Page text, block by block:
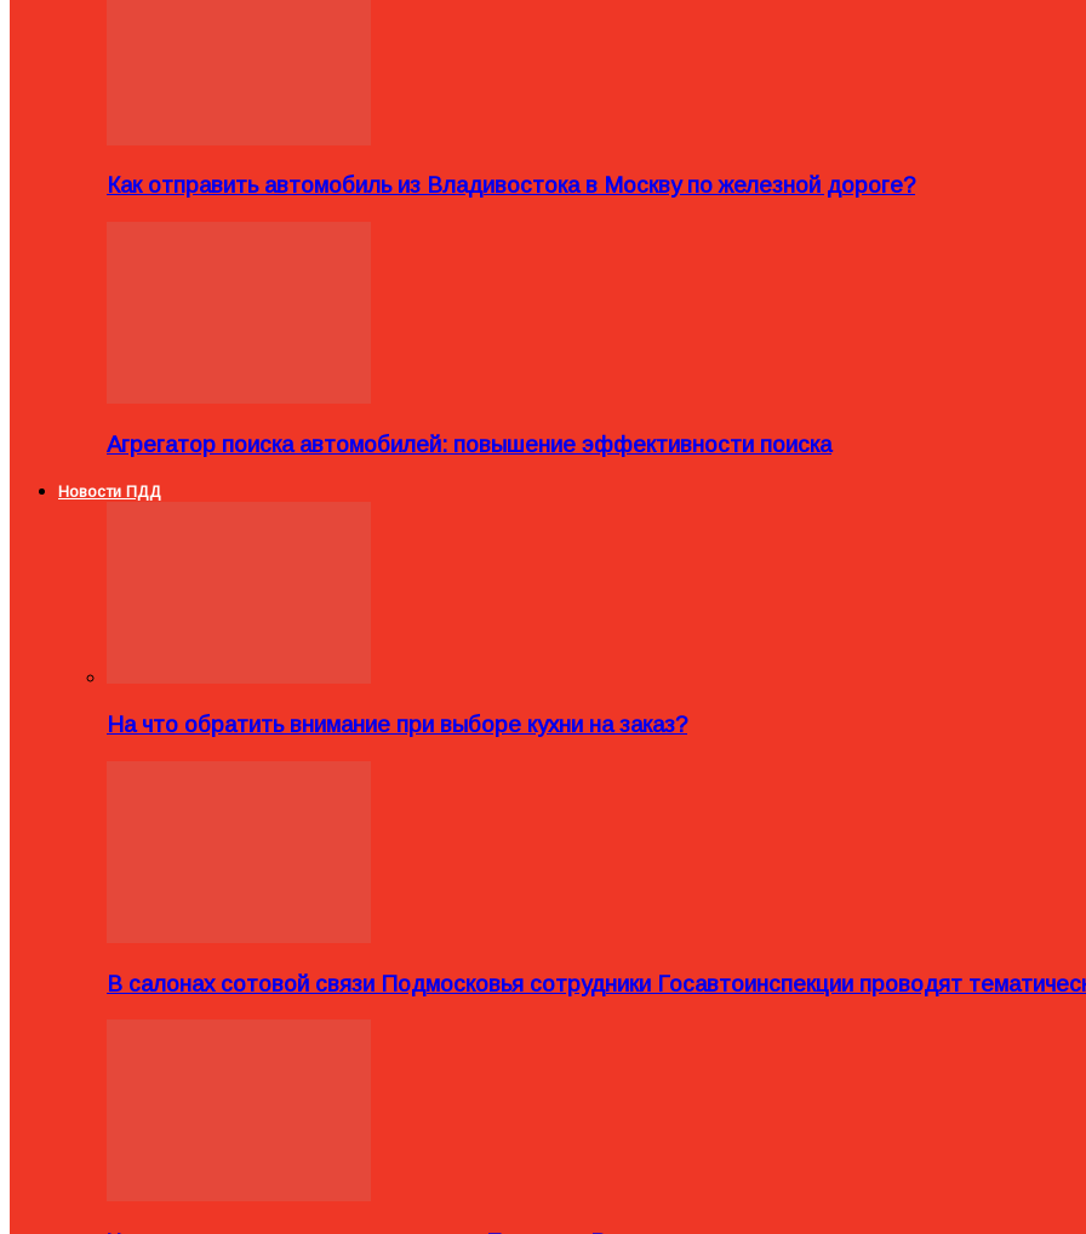
Как отправить автомобиль из Владивостока в Москву по железной дороге?
Агрегатор поиска автомобилей: повышение эффективности поиска
Новости ПДД
На что обратить внимание при выборе кухни на заказ?
В салонах сотовой связи Подмосковья сотрудники Госавтоинспекции проводят